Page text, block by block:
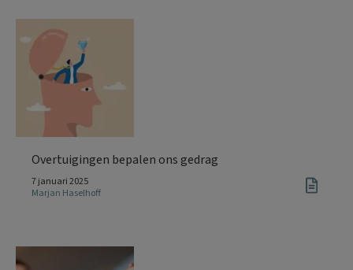
Overtuigingen bepalen ons gedrag
7 januari 2025
Marjan Haselhoff